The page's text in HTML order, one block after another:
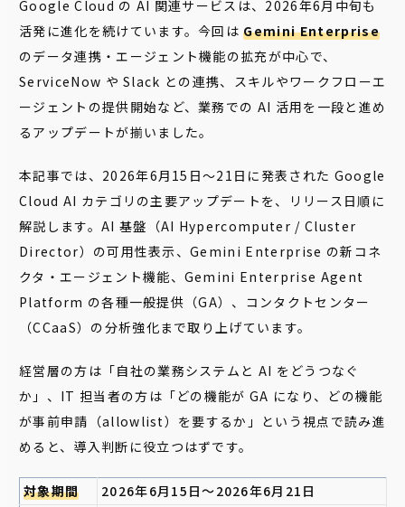
Google Cloud の AI 関連サービスは、2026年6月中旬も
活発に進化を続けています。今回はGemini Enterprise
のデータ連携・エージェント機能の拡充が中心で、
ServiceNow や Slack との連携、スキルやワークフローエ
ージェントの提供開始など、業務での AI 活用を一段と進め
るアップデートが揃いました。
本記事では、2026年6月15日〜21日に発表された Google
Cloud AI カテゴリの主要アップデートを、リリース日順に
解説します。AI 基盤（AI Hypercomputer / Cluster
Director）の可用性表示、Gemini Enterprise の新コネ
クタ・エージェント機能、Gemini Enterprise Agent
Platform の各種一般提供（GA）、コンタクトセンター
（CCaaS）の分析強化まで取り上げています。
経営層の方は「自社の業務システムと AI をどうつなぐ
か」、IT 担当者の方は「どの機能が GA になり、どの機能
が事前申請（allowlist）を要するか」という視点で読み進
めると、導入判断に役立つはずです。
対象期間
2026年6月15日〜2026年6月21日